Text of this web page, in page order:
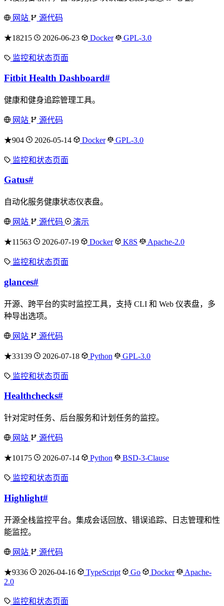
网站 源代码
★18215 2026-06-23 Docker GPL-3.0
监控和状态页面
Fitbit Health Dashboard#
健康和健身追踪管理工具。
网站 源代码
★904 2026-05-14 Docker GPL-3.0
监控和状态页面
Gatus#
自动化服务健康状态仪表盘。
网站 源代码 演示
★11563 2026-07-19 Docker K8S Apache-2.0
监控和状态页面
glances#
开源、跨平台的实时监控工具，支持 CLI 和 Web 仪表盘，多
种导出选项。
网站 源代码
★33139 2026-07-18 Python GPL-3.0
监控和状态页面
Healthchecks#
针对定时任务、后台服务和计划任务的监控。
网站 源代码
★10175 2026-07-14 Python BSD-3-Clause
监控和状态页面
Highlight#
开源全栈监控平台。集成会话回放、错误追踪、日志管理和性
能监控。
网站 源代码
★9336 2026-04-16 TypeScript Go Docker
Apache-
2.0
监控和状态页面